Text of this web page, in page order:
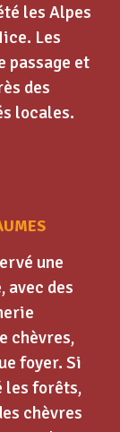
les Alpes
Les
passage et
des
locales.
une
des
chèvres,
foyer. Si
les forêts,
chèvres